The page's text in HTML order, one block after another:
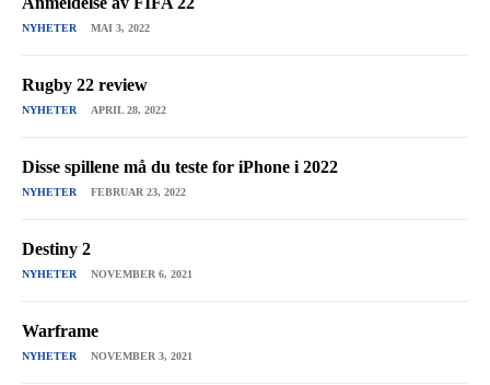
NYHETER MAI 3, 2022
Rugby 22 review
NYHETER APRIL 28, 2022
Disse spillene må du teste for iPhone i 2022
NYHETER FEBRUAR 23, 2022
Destiny 2
NYHETER NOVEMBER 6, 2021
Warframe
NYHETER NOVEMBER 3, 2021